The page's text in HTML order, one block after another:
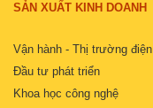
SẢN XUẤT KINH DOANH
Vận hành - Thị trường điện
Đầu tư phát triển
Khoa học công nghệ